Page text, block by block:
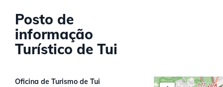
Posto de
informação
Turístico de Tui
Oficina de Turismo de Tui